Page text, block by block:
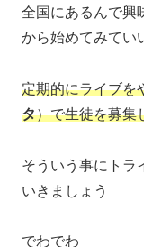
全国にあるんで興
から始めてみてい
定期的にライブを
タ）で生徒を募集
そういう事にトラ
いきましょう
でわでわ